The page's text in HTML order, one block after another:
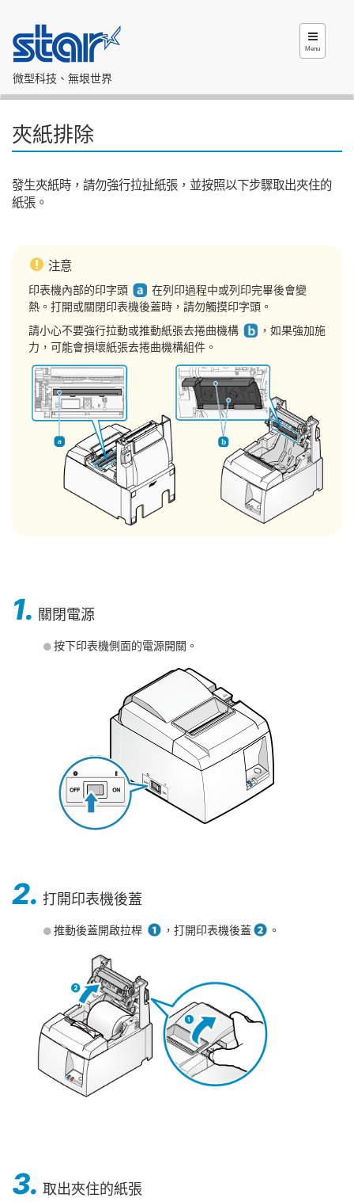
Menu
微型科技、無垠世界
夾紙排除
發生夾紙時，請勿強行拉扯紙張，並按照以下步驟取出夾住的
紙張。
注意
印表機內部的印字頭
在列印過程中或列印完畢後會變
熱。打開或關閉印表機後蓋時，請勿觸摸印字頭。
請小心不要強行拉動或推動紙張去捲曲機構
，如果強加施
力，可能會損壞紙張去捲曲機構組件。
1. 關閉電源
按下印表機側面的電源開關。
2. 打開印表機後蓋
推動後蓋開啟拉桿 ，打開印表機後蓋 。
3. 取出夾住的紙張